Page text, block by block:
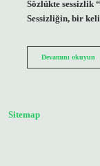
Sözlükte sessizlik
Sessizliğin, bir
Devamını okuyun
Sitemap